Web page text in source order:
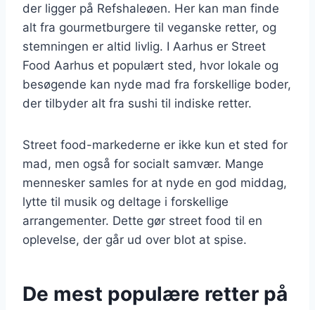
der ligger på Refshaleøen. Her kan man finde
alt fra gourmetburgere til veganske retter, og
stemningen er altid livlig. I Aarhus er Street
Food Aarhus et populært sted, hvor lokale og
besøgende kan nyde mad fra forskellige boder,
der tilbyder alt fra sushi til indiske retter.
Street food-markederne er ikke kun et sted for
mad, men også for socialt samvær. Mange
mennesker samles for at nyde en god middag,
lytte til musik og deltage i forskellige
arrangementer. Dette gør street food til en
oplevelse, der går ud over blot at spise.
De mest populære retter på